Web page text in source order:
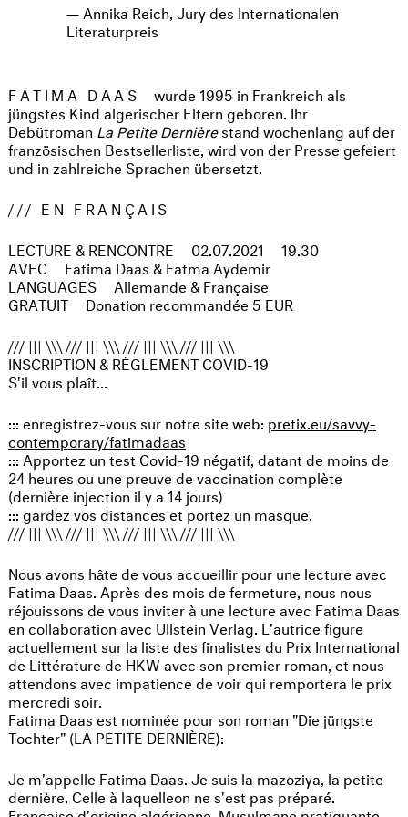
Annika Reich, Jury des Internationalen
Literaturpreis
FATIMA DAAS
wurde 1995 in Frankreich als
jüngstes Kind algerischer Eltern geboren. Ihr
Debütroman La Petite Dernièrestand wochenlang auf der
französischen Bestsellerliste, wird von der Presse gefeiert
und in zahlreiche Sprachen übersetzt.
/// EN FRANÇAIS
LECTURE & RENCONTRE
02.07.2021
19.30
AVEC
Fatima Daas & Fatma Aydemir
LANGUAGES
Allemande & Française
GRATUIT
Donation recommandée 5 EUR
/// ||| \\\ /// ||| \\\ /// ||| \\\ /// ||| \\\
INSCRIPTION & RÈGLEMENT COVID-19
S'il vous plaît...
::: enregistrez-vous sur notre site web: pretix.eu/savvy-
contemporary/fatimadaas
::: Apportez un test Covid-19 négatif, datant de moins de
24 heures ou une preuve de vaccination complète
(dernière injection il y a 14 jours)
::: gardez vos distances et portez un masque.
/// ||| \\\ /// ||| \\\ /// ||| \\\ /// ||| \\\
Nous avons hâte de vous accueillir pour une lecture avec
Fatima Daas. Après des mois de fermeture, nous nous
réjouissons de vous inviter à une lecture avec Fatima Daas
en collaboration avec Ullstein Verlag. L'autrice figure
actuellement sur la liste des finalistes du Prix International
de Littérature de HKW avec son premier roman, et nous
attendons avec impatience de voir qui remportera le prix
mercredi soir.
Fatima Daas est nominée pour son roman "Die jüngste
Tochter" (LA PETITE DERNIÈRE):
Je m'appelle Fatima Daas. Je suis la mazoziya, la petite
dernière. Celle à laquelleon ne s'est pas préparé.